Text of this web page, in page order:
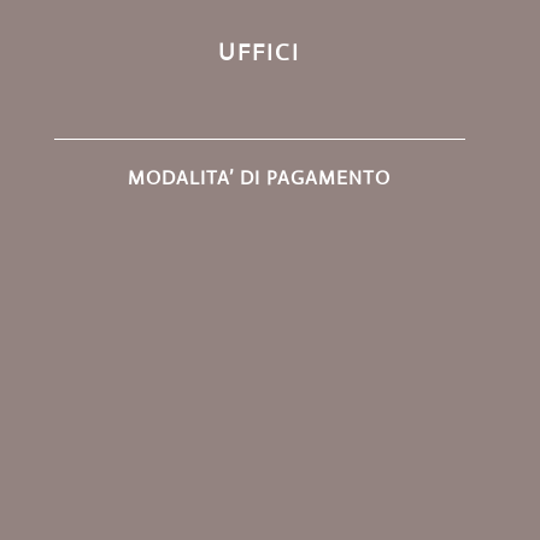
UFFICI
MODALITA’ DI PAGAMENTO